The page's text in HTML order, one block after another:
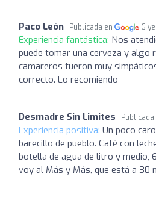
Paco León Publicada en 6
Experiencia fantástica: Nos
puede tomar una cerveza y algo
camareros fueron muy
correcto. Lo recomiendo
Desmadre Sin Limites Publicada
Experiencia positiva: Un poco
barecillo de pueblo. Café con
botella de agua de litro y medio,
voy al Más y Más, que está a 30